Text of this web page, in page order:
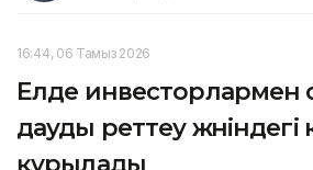
16:44, 06 Тамыз 2026
Елде инвесторлармен
дауды реттеу
құрылады